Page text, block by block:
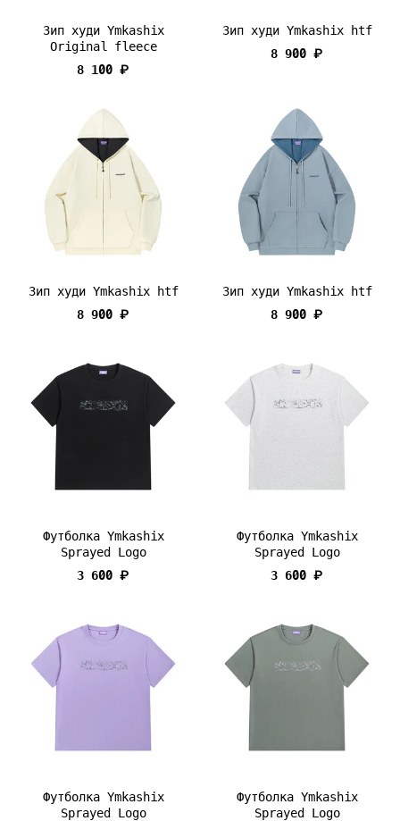
Зип худи Ymkashix
Original fleece
8 100 ₽
Зип худи Ymkashix htf
8 900 ₽
Зип худи Ymkashix htf
8 900 ₽
Зип худи Ymkashix htf
8 900 ₽
Футболка Ymkashix
Sprayed Logo
3 600 ₽
Футболка Ymkashix
Sprayed Logo
3 600 ₽
Футболка Ymkashix
Sprayed Logo
Футболка Ymkashix
Sprayed Logo